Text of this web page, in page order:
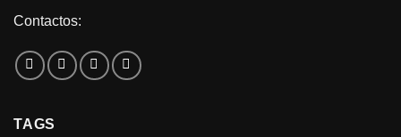
Contactos:
TAGS